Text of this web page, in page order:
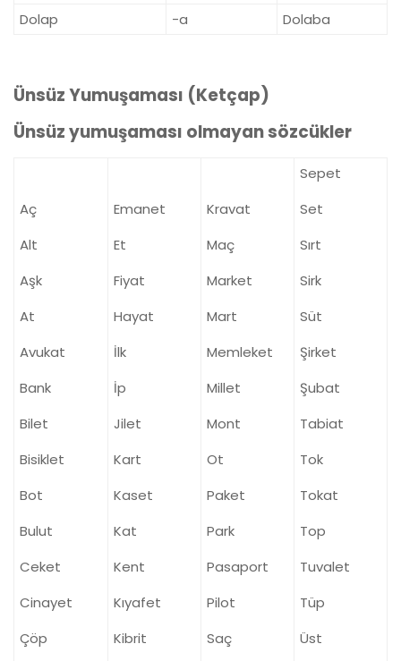
Dolap
-a Dolaba
Ünsüz Yumuşaması (Ketçap)
Ünsüz yumuşaması olmayan sözcükler
Aç
Alt
Aşk
At
Avukat
Bank
Bilet
Bisiklet
Bot
Bulut
Ceket
Cinayet
Çöp
Emanet
Et
Fiyat
Hayat
İlk
İp
Jilet
Kart
Kaset
Kat
Kent
Kıyafet
Kibrit
Kravat
Maç
Market
Mart
Memleket
Millet
Mont
Ot
Paket
Park
Pasaport
Pilot
Saç
Sepet
Set
Sırt
Sirk
Süt
Şirket
Şubat
Tabiat
Tok
Tokat
Top
Tuvalet
Tüp
Üst